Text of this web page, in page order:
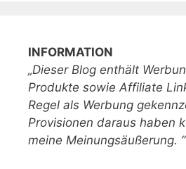
INFORMATION
„Dieser Blog enthält
Produkte sowie Affiliate
Regel als Werbung
Provisionen daraus haben
meine Meinungsäußerung. “